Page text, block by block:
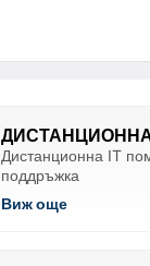
Дистанционна IT
поддръжка
Виж още